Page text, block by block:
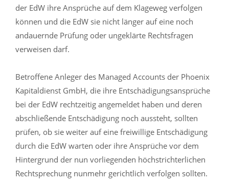
der EdW ihre Ansprüche auf dem Klageweg verfolgen
können und die EdW sie nicht länger auf eine noch
andauernde Prüfung oder ungeklärte Rechtsfragen
verweisen darf.
Betroffene Anleger des Managed Accounts der Phoenix
Kapitaldienst GmbH, die ihre Entschädigungsansprüche
bei der EdW rechtzeitig angemeldet haben und deren
abschließende Entschädigung noch aussteht, sollten
prüfen, ob sie weiter auf eine freiwillige Entschädigung
durch die EdW warten oder ihre Ansprüche vor dem
Hintergrund der nun vorliegenden höchstrichterlichen
Rechtsprechung nunmehr gerichtlich verfolgen sollten.